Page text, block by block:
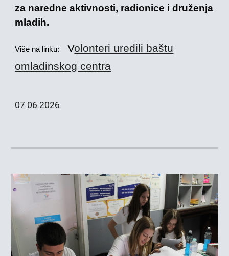
za naredne aktivnosti, radionice i druženja
mladih.
Više na linku: Volonteri uredili baštu
omladinskog centra
07.06.2026.